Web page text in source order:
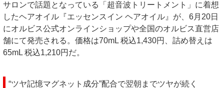
サロンで話題となっている「超音波トリートメント」に着想
したヘアオイル『エッセンスイン ヘアオイル』が、6月20日
にオルビス公式オンラインショップや全国のオルビス直営店
舗にて発売される。価格は70mL 税込1,430円、詰め替えは
65mL 税込1,210円だ。
“ツヤ記憶マグネット成分”配合で翌朝までツヤが続く